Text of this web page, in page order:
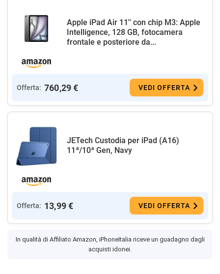
Apple iPad Air 11'' con chip M3: Apple
Intelligence, 128 GB, fotocamera
frontale e posteriore da...
Offerta: 760,29 € VEDI OFFERTA
JETech Custodia per iPad (A16)
11ª/10ª Gen, Navy
Offerta: 13,99 € VEDI OFFERTA
In qualità di Affiliato Amazon, iPhoneItalia riceve un guadagno dagli
acquisti idonei.